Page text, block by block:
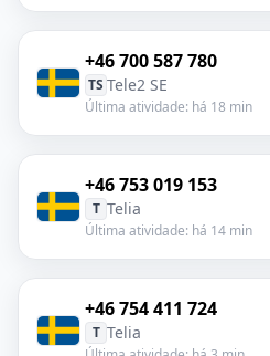
+46 700 587 780
TS Tele2 SE
Última atividade: há 18 min
+46 753 019 153
T Telia
Última atividade: há 14 min
+46 754 411 724
T Telia